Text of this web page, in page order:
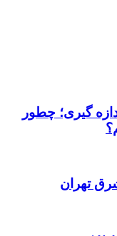
گیری؛ چطور
تهران